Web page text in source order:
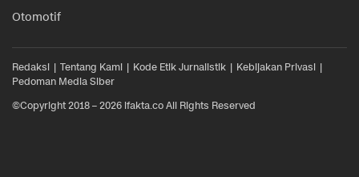
Otomotif
Redaksi Tentang Kami Kode Etik Jurnalistik
Kebijakan Privasi
Pedoman Media Siber
©Copyright 2018 – 2026 ifakta.co All Rights Reserved